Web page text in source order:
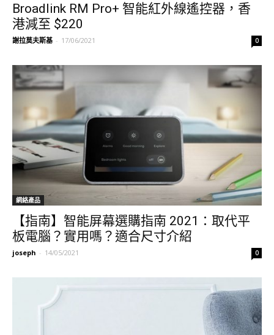
Broadlink RM Pro+ 智能紅外線遙控器，香
港減至 $220
謝拉莫夫斯基 - 17/06/2021 0
網絡產品
【指南】智能屏幕選購指南 2021：取代平
板電腦？實用嗎？適合尺寸介紹
joseph - 14/05/2021 0